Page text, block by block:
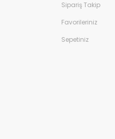
Sipariş Takip
Favorileriniz
Sepetiniz